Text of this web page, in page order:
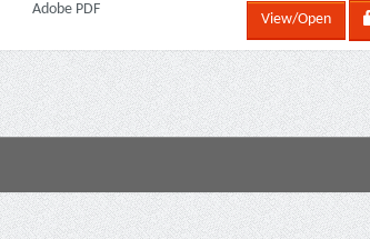
Adobe PDF
View/Open